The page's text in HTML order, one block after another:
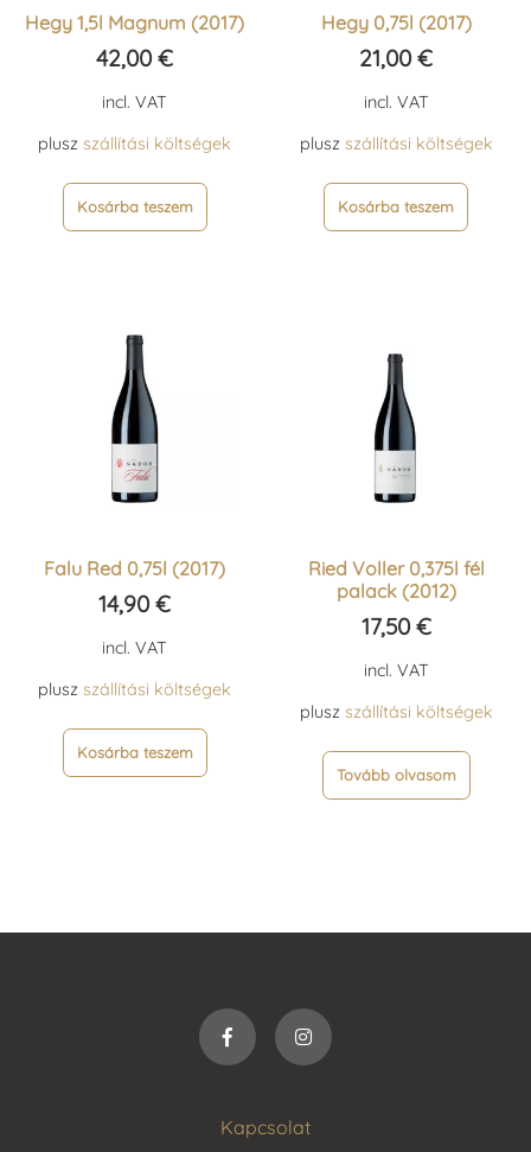
Hegy 1,5l Magnum (2017)
42,00€
incl. VAT
pluszszállítási költségek
Kosárba teszem
Hegy 0,75l (2017)
21,00€
incl. VAT
plusz szállítási költségek
Kosárba teszem
Falu Red 0,75l (2017)
14,90€
incl. VAT
pluszszállítási költségek
Kosárba teszem
Ried Voller 0,375l fél
palack (2012)
17,50 €
incl. VAT
plusz szállítási költségek
Tovább olvasom
Kapcsolat